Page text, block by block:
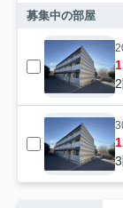
募集中の部屋